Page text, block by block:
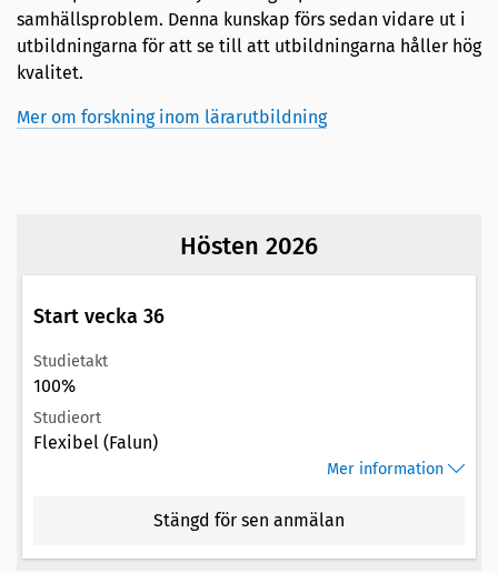
samhällsproblem. Denna kunskap förs sedan vidare ut i
utbildningarna för att se till att utbildningarna håller hög
kvalitet.
Mer om forskning inom lärarutbildning
Hösten 2026
Start vecka 36
Studietakt
100%
Studieort
Flexibel (Falun)
Mer information
Stängd för sen anmälan